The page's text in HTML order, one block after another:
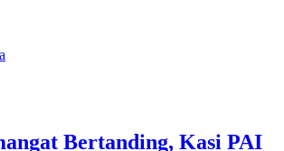
Bertanding, Kasi PAI